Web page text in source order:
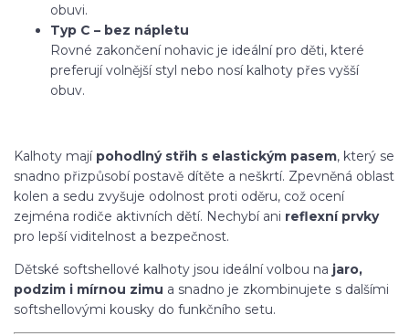
obuvi.
Typ C – bez nápletu
Rovné zakončení nohavic je ideální pro děti, které
preferují volnější styl nebo nosí kalhoty přes vyšší
obuv.
Kalhoty mají pohodlný střih s elastickým pasem, který se
snadno přizpůsobí postavě dítěte a neškrtí. Zpevněná oblast
kolen a sedu zvyšuje odolnost proti oděru, což ocení
zejména rodiče aktivních dětí. Nechybí ani reflexní prvky
pro lepší viditelnost a bezpečnost.
Dětské softshellové kalhoty jsou ideální volbou na jaro,
podzim i mírnou zimu a snadno je zkombinujete s dalšími
softshellovými kousky do funkčního setu.